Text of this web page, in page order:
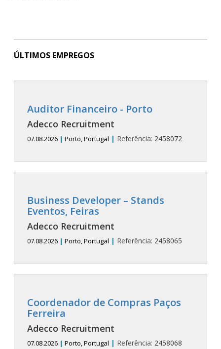
ÚLTIMOS EMPREGOS
Auditor Financeiro - Porto
Adecco Recruitment
07.08.2026 | Porto, Portugal | Referência: 2458072
Business Developer – Stands
Eventos, Feiras
Adecco Recruitment
07.08.2026 | Porto, Portugal | Referência: 2458065
Coordenador de Compras Paços
Ferreira
Adecco Recruitment
07.08.2026 | Porto, Portugal | Referência: 2458068